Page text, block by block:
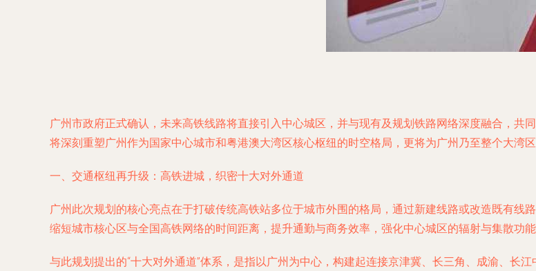
广州市政府正式确认，未来高铁线路将直接引入中心城区，并与现有及规划铁路网络深度融合，共
将深刻重塑广州作为国家中心城市和粤港澳大湾区核心枢纽的时空格局，更将为广州乃至整个大湾
一、交通枢纽再升级：高铁进城，织密十大对外通道
广州此次规划的核心亮点在于打破传统高铁站多位于城市外围的格局，通过新建线路或改造既有线
缩短城市核心区与全国高铁网络的时间距离，提升通勤与商务效率，强化中心城区的辐射与集散功能
与此规划提出的“十大对外通道”体系，是指以广州为中心，构建起连接京津冀、长三角、成渝、长